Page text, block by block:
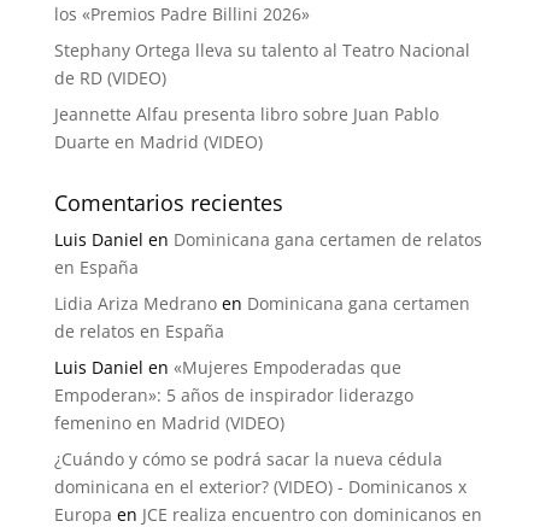
los «Premios Padre Billini 2026»
Stephany Ortega lleva su talento al Teatro Nacional
de RD (VIDEO)
Jeannette Alfau presenta libro sobre Juan Pablo
Duarte en Madrid (VIDEO)
Comentarios recientes
Luis Daniel en Dominicana gana certamen de relatos
en España
Lidia Ariza Medranoen Dominicana gana certamen
de relatos en España
Luis Daniel en «Mujeres Empoderadas que
Empoderan»: 5 años de inspirador liderazgo
femenino en Madrid (VIDEO)
¿Cuándo y cómo se podrá sacar la nueva cédula
dominicana en el exterior? (VIDEO) - Dominicanos x
Europa en JCE realiza encuentro con dominicanos en